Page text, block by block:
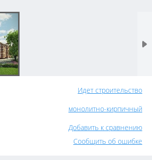
Идет строительство
монолитно-кирпичный
Добавить к сравнению
Сообщить об ошибке